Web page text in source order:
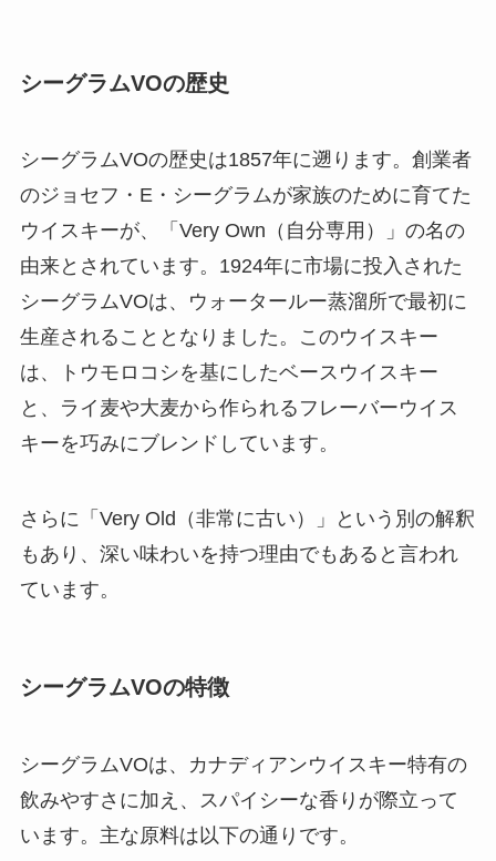
シーグラムVOの歴史
シーグラムVOの歴史は1857年に遡ります。創業者
のジョセフ・E・シーグラムが家族のために育てた
ウイスキーが、「Very Own（自分専用）」の名の
由来とされています。1924年に市場に投入された
シーグラムVOは、ウォータールー蒸溜所で最初に
生産されることとなりました。このウイスキー
は、トウモロコシを基にしたベースウイスキー
と、ライ麦や大麦から作られるフレーバーウイス
キーを巧みにブレンドしています。
さらに「Very Old（非常に古い）」という別の解釈
もあり、深い味わいを持つ理由でもあると言われ
ています。
シーグラムVOの特徴
シーグラムVOは、カナディアンウイスキー特有の
飲みやすさに加え、スパイシーな香りが際立って
います。主な原料は以下の通りです。